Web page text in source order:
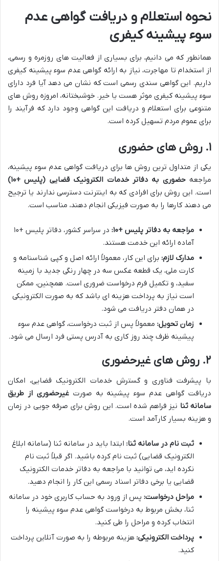
نحوه استعلام و دریافت گواهی عدم
سوء پیشینه کیفری
همانطور که می دانیم، برای بسیاری از فعالیت های روزمره و رسمی،
از استخدام تا مهاجرت، نیاز به ارائه گواهی عدم سوء پیشینه کیفری
داریم. این گواهی سندی رسمی است که نشان می دهد آیا فرد دارای
سوء پیشینه کیفری موثر هست یا خیر. خوشبختانه، امروزه روش های
متنوعی برای استعلام و دریافت این گواهی وجود دارد که فرآیند را
برای عموم مردم تسهیل کرده است.
۱. روش های حضوری
یکی از متداول ترین روش ها برای دریافت گواهی عدم سوء پیشینه،
مراجعهحضوری به دفاتر خدمات الکترونیک قضایی (پلیس +۱۰)
است. این روش برای افرادی که به اینترنت دسترسی ندارند یا ترجیح
می دهند کارها را به صورت فیزیکی انجام دهند، مناسب است.
مراجعه به دفاتر پلیس +۱۰:
در سراسر کشور، دفاتر پلیس +۱۰
آماده ارائه این خدمت هستند.
مدارک لازم: برای این کار، معمولاً ارائه اصل و کپی شناسنامه و
کارت ملی، یک قطعه عکس سه در چهار رنگی جدید با زمینه
سفید، و تکمیل فرم درخواست ضروری است. همچنین، ممکن
است نیاز به پرداخت هزینه ای باشد که به صورت الکترونیکی
در همان دفتر دریافت می شود.
زمان تحویل: معمولاً پس از ثبت درخواست، گواهی عدم سوء
پیشینه ظرف چند روز کاری به آدرس پستی فرد ارسال می شود.
۲. روش های غیرحضوری
با پیشرفت فناوری و گسترش خدمات الکترونیک قضایی، امکان
دریافت گواهی عدم سوء پیشینه به صورتغیرحضوری از طریق
سامانه ثنا نیز فراهم شده است. این روش برای صرفه جویی در زمان
و هزینه بسیار کارآمد است.
ثبت نام در سامانه ثنا: ابتدا باید در سامانه ثنا (سامانه ابلاغ
الکترونیک قضایی) ثبت نام کرده باشید. اگر قبلاً ثبت نام
نکرده اید، می توانید با مراجعه به دفاتر خدمات الکترونیک
قضایی یا برخی دفاتر اسناد رسمی این کار را انجام دهید.
مراحل درخواست: پس از ورود به حساب کاربری خود در سامانه
ثنا، بخش مربوط به درخواست گواهی عدم سوء پیشینه را
انتخاب کرده و مراحل را طی کنید.
پرداخت الکترونیکی: هزینه مربوطه را به صورت آنلاین پرداخت
کنید.